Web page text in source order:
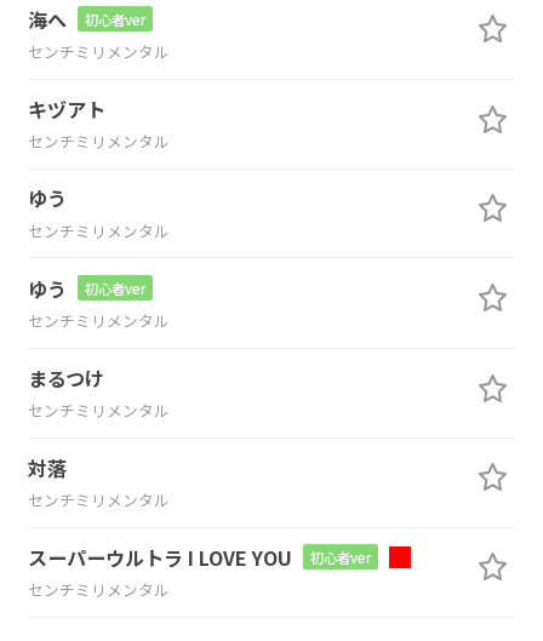
海へ 初心者ver
センチミリメンタル
キヅアト
センチミリメンタル
ゆう
センチミリメンタル
ゆう 初心者ver
センチミリメンタル
まるつけ
センチミリメンタル
対落
センチミリメンタル
スーパーウルトラ I LOVE YOU 初心者ver
センチミリメンタル